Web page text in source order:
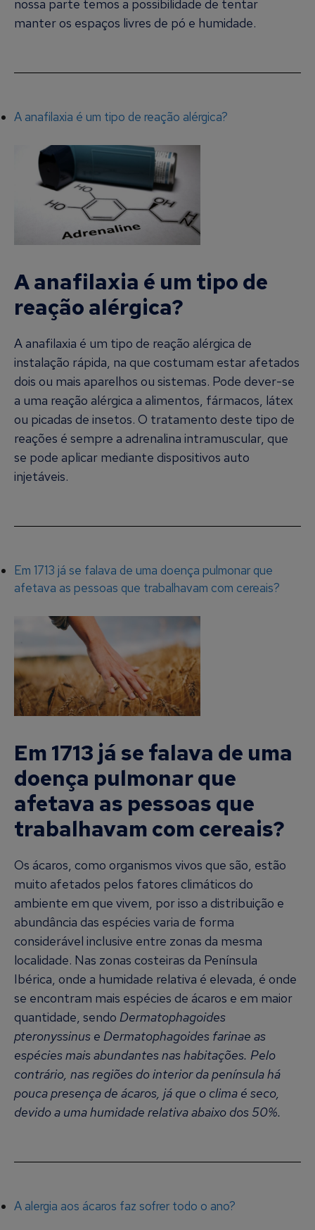
nossa parte temos a possibilidade de tentar
manter os espaços livres de pó e humidade.
A anafilaxia é um tipo de reação alérgica?
A anafilaxia é um tipo de
reação alérgica?
A anafilaxia é um tipo de reação alérgica de
instalação rápida, na que costumam estar afetados
dois ou mais aparelhos ou sistemas. Pode dever-se
a uma reação alérgica a alimentos, fármacos, látex
ou picadas de insetos. O tratamento deste tipo de
reações é sempre a adrenalina intramuscular, que
se pode aplicar mediante dispositivos auto
injetáveis.
Em 1713 já se falava de uma doença pulmonar que
afetava as pessoas que trabalhavam com cereais?
Em 1713 já se falava de uma
doença pulmonar que
afetava as pessoas que
trabalhavam com cereais?
Os ácaros, como organismos vivos que são, estão
muito afetados pelos fatores climáticos do
ambiente em que vivem, por isso a distribuição e
abundância das espécies varia de forma
considerável inclusive entre zonas da mesma
localidade. Nas zonas costeiras da Península
Ibérica, onde a humidade relativa é elevada, é onde
se encontram mais espécies de ácaros e em maior
quantidade, sendo Dermatophagoides
pteronyssinus e Dermatophagoides farinae as
espécies mais abundantes nas habitações. Pelo
contrário, nas regiões do interior da península há
pouca presença de ácaros, já que o clima é seco,
devido a uma humidade relativa abaixo dos 50%.
A alergia aos ácaros faz sofrer todo o ano?